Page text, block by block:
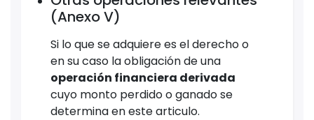
(Anexo V)
Si lo que se adquiere es el derecho o
en su caso la obligación de una
operación financiera derivada
cuyo monto perdido o ganado se
determina en este articulo.